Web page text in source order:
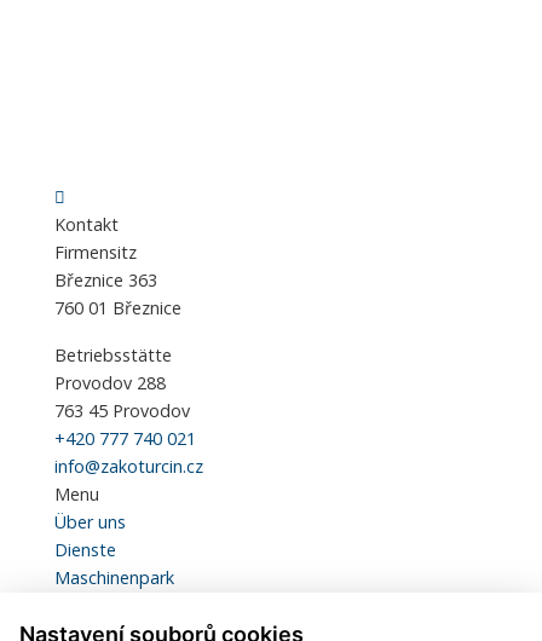
Kontakt
Firmensitz
Březnice 363
760 01 Březnice
Betriebsstätte
Provodov 288
763 45 Provodov
+420 777 740 021
info@zakoturcin.cz
Menu
Über uns
Dienste
Maschinenpark
Statistiken
Nastavení souborů cookies